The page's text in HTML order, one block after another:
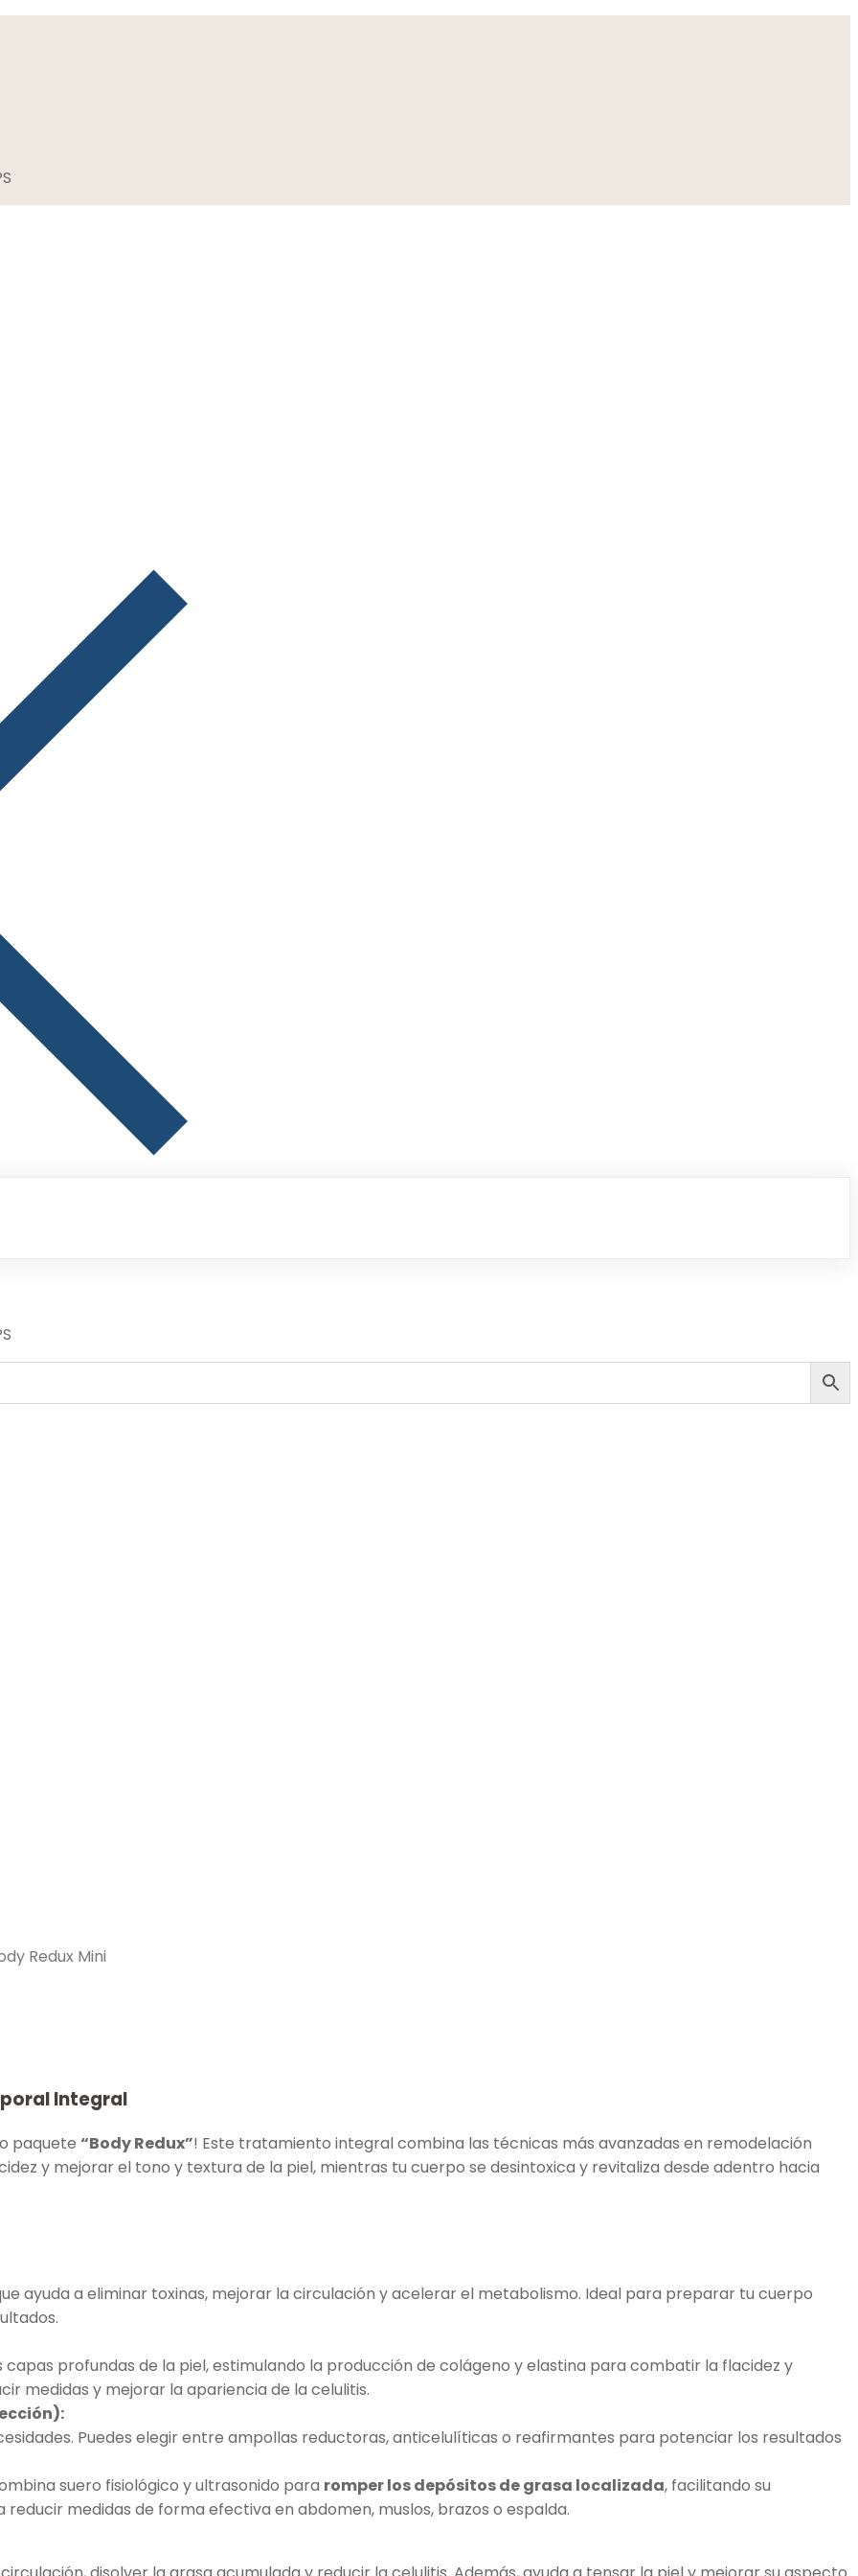
Redux Mini
Integral
paquete “Body Redux”! Este tratamiento integral combina las técnicas más avanzadas en remodelación
y mejorar el tono y textura de la piel, mientras tu cuerpo se desintoxica y revitaliza desde adentro hacia
ayuda a eliminar toxinas, mejorar la circulación y acelerar el metabolismo. Ideal para preparar tu cuerpo
profundas de la piel, estimulando la producción de colágeno y elastina para combatir la flacidez y
medidas y mejorar la apariencia de la celulitis.
Puedes elegir entre ampollas reductoras, anticelulíticas o reafirmantes para potenciar los resultados
suero fisiológico y ultrasonido para romper los depósitos de grasa localizada, facilitando su
medidas de forma efectiva en abdomen, muslos, brazos o espalda.